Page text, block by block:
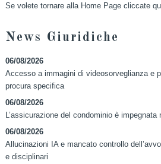
Se volete tornare alla Home Page cliccate
News Giuridiche
06/08/2026
Accesso a immagini di videosorveglianza e
procura specifica
06/08/2026
L’assicurazione del condominio è
06/08/2026
Allucinazioni IA e mancato controllo
e disciplinari